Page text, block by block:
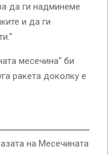
да ги надминеме
и да ги
месечина“ би
ракета доколку е
на Месечината